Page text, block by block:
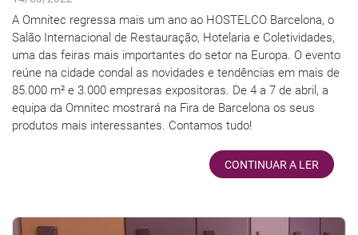
A Omnitec regressa mais um ano ao HOSTELCO Barcelona, o
Salão Internacional de Restauração, Hotelaria e Coletividades,
uma das feiras mais importantes do setor na Europa. O evento
reúne na cidade condal as novidades e tendências em mais de
85.000 m² e 3.000 empresas expositoras. De 4 a 7 de abril, a
equipa da Omnitec mostrará na Fira de Barcelona os seus
produtos mais interessantes. Contamos tudo!
CONTINUAR A LER